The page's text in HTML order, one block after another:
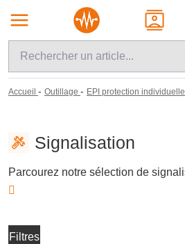
Accueil - Outillage - EPI protection individuelle
Signalisation
Filtres